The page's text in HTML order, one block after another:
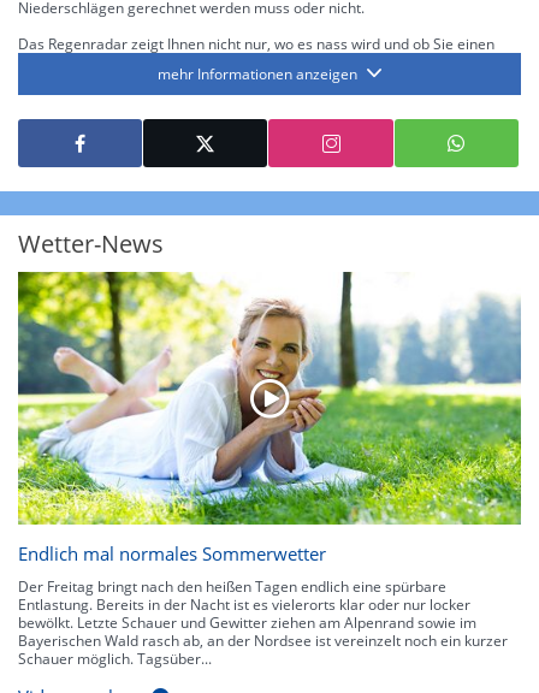
Niederschlägen gerechnet werden muss oder nicht.
Das Regenradar zeigt Ihnen nicht nur, wo es nass wird und ob Sie einen
die Niederschlagsintensität. Diese bezieht sich laut offiziellen Richtlinien
jeweils auf die Niederschlagsmenge in l/m² pro Stunde Regen- bzw.
Schneefall. Die 6 Stufen sind wie folgt gegliedert: Die hellen Blautöne
symbolisieren leichte bis mäßige Regen- bzw. Schneefälle mit einer
Intensität bis 8.1 l/m² pro Stunde. Dunkelblau repräsentiert mäßige bis
starke Niederschläge bis 35 l/m² pro Stunde. Hier können bereits Gewitter
auftreten. Extreme bzw. unwetterartige Niederschlagsereignisse mit
über 150 l/m² pro Stunde an. Solche
Neben der Niederschlagsintensität kann auch die Zuggeschwindigkeit der
Niederschlagsgebiete und damit die Niederschlagsdauer abgeschätzt
werden. Neben der 5-minütigen Radaraufzeichnung gibt es eine
Niederschlagsprognose für die nächsten 2 Stunden. So sehen Sie genau,
wann und wo in Deutschland mit Regen oder Schneefall zu rechnen ist bzw.
kennen zu jeder Zeit den genauen Verlauf einer Niederschlagsfront.
mehr Informationen anzeigen
Wetter-News
Endlich mal normales Sommerwetter
Der Freitag bringt nach den heißen Tagen endlich eine spürbare
Entlastung. Bereits in der Nacht ist es vielerorts klar oder nur locker
bewölkt. Letzte Schauer und Gewitter ziehen am Alpenrand sowie im
Bayerischen Wald rasch ab, an der Nordsee ist vereinzelt noch ein kurzer
Schauer möglich. Tagsüber...